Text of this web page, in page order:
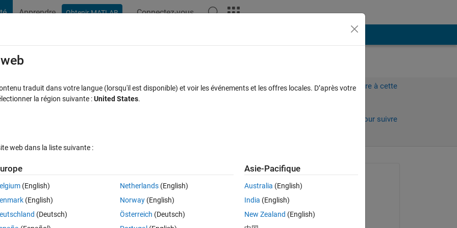
Apprendre Obtenir MATLAB Connectez-vous
Connectez-vous pour répondre à cette
Connectez-vous pour suivre
Afficher commentaires plus anciens
feynman feynman
le 30 Mar 2025
traduit dans votre langue (lorsqu'il est disponible) et voir les événements et les offres locales. D’après votre
la région suivante :United States.
web dans la liste suivante :
(English)
(English)
(Deutsch)
Netherlands(English)
Norway(English)
Österreich (Deutsch)
Asie-Pacifique
Australia (English)
India (English)
New Zealand (English)